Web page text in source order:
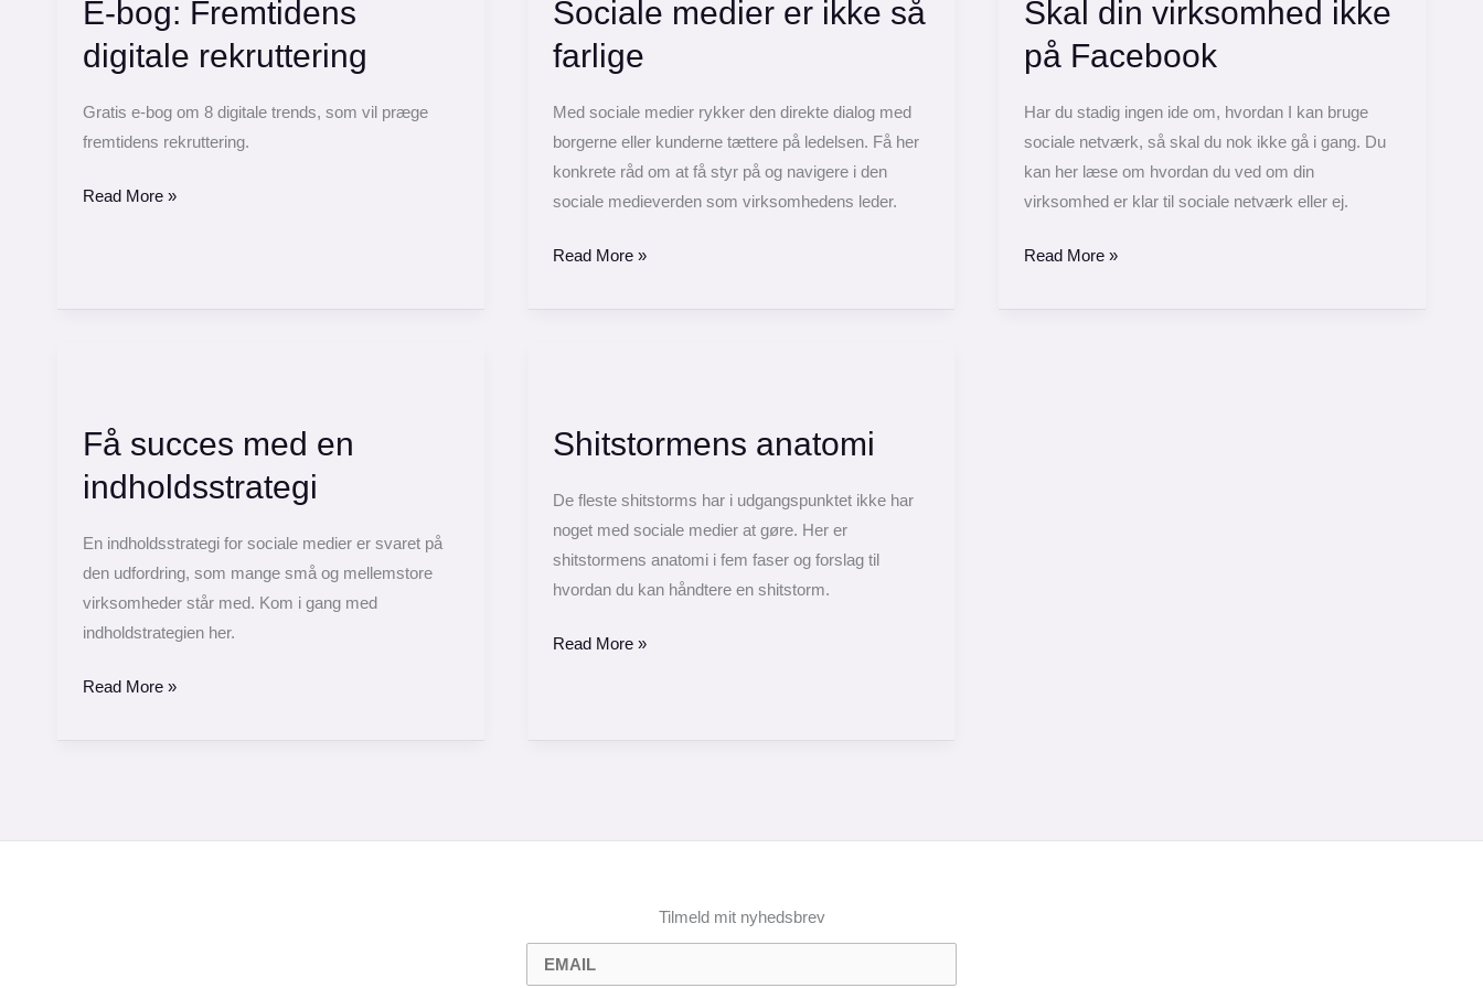
E-bog: Fremtidens
digitale rekruttering
Gratis e-bog om 8 digitale trends, som vil præge
fremtidens rekruttering.
Fremtidens
digitale
rekruttering
Read More »
Sociale medier er ikke så
farlige
Med sociale medier rykker den direkte dialog med
borgerne eller kunderne tættere på ledelsen. Få her
konkrete råd om at få styr på og navigere i den
sociale medieverden som virksomhedens leder.
er
ikke
så
Read More »
Skal din virksomhed ikke
på Facebook
Har du stadig ingen ide om, hvordan I kan bruge
sociale netværk, så skal du nok ikke gå i gang. Du
kan her læse om hvordan du ved om din
virksomhed er klar til sociale netværk eller ej.
virksomhed
ikke
på
Read More »
Få succes med en
indholdsstrategi
En indholdsstrategi for sociale medier er svaret på
den udfordring, som mange små og mellemstore
virksomheder står med. Kom i gang med
indholdstrategien her.
med
en
indholdsstrategi
Read More »
Shitstormens anatomi
De fleste shitstorms har i udgangspunktet ikke har
noget med sociale medier at gøre. Her er
shitstormens anatomi i fem faser og forslag til
hvordan du kan håndtere en shitstorm.
Read More »
Tilmeld mit nyhedsbrev